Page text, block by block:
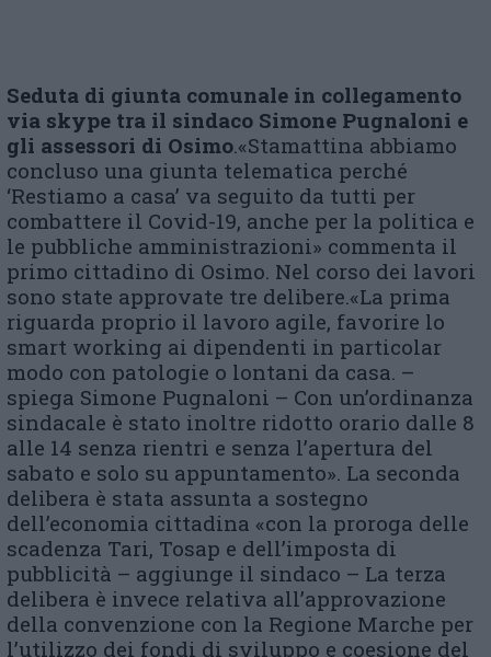
Seduta di giunta comunale in collegamento
via skype tra il sindaco Simone Pugnaloni e
gli assessori di Osimo.«Stamattina abbiamo
concluso una giunta telematica perché
‘Restiamo a casa’ va seguito da tutti per
combattere il Covid-19, anche per la politica e
le pubbliche amministrazioni» commenta il
primo cittadino di Osimo. Nel corso dei lavori
sono state approvate tre delibere.«La prima
riguarda proprio il lavoro agile, favorire lo
smart working ai dipendenti in particolar
modo con patologie o lontani da casa. –
spiega Simone Pugnaloni – Con un’ordinanza
sindacale è stato inoltre ridotto orario dalle 8
alle 14 senza rientri e senza l’apertura del
sabato e solo su appuntamento». La seconda
delibera è stata assunta a sostegno
dell’economia cittadina «con la proroga delle
scadenza Tari, Tosap e dell’imposta di
pubblicità – aggiunge il sindaco – La terza
delibera è invece relativa all’approvazione
della convenzione con la Regione Marche per
l’utilizzo dei fondi di sviluppo e coesione del